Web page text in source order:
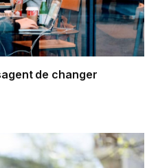
de changer